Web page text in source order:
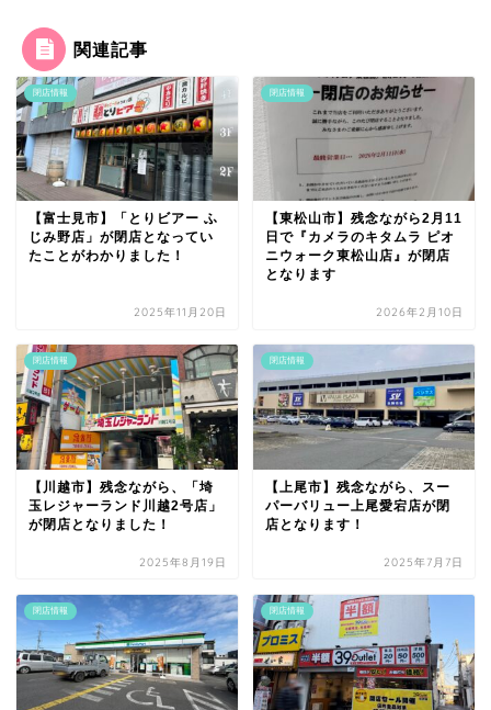
関連記事
閉店情報
【富士見市】「とりビアー ふ
じみ野店」が閉店となってい
たことがわかりました！
2025年11月20日
閉店情報
【東松山市】残念ながら2月11
日で『カメラのキタムラ ピオ
ニウォーク東松山店』が閉店
となります
2026年2月10日
閉店情報
【川越市】残念ながら、「埼
玉レジャーランド川越2号店」
が閉店となりました！
2025年8月19日
閉店情報
【上尾市】残念ながら、スー
パーバリュー上尾愛宕店が閉
店となります！
2025年7月7日
閉店情報 閉店情報